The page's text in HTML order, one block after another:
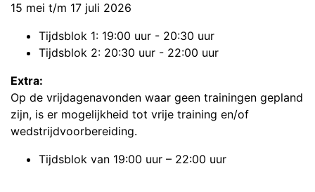
15 mei t/m 17 juli 2026
Tijdsblok 1: 19:00 uur - 20:30 uur
Tijdsblok 2: 20:30 uur - 22:00 uur
Extra:
Op de vrijdagenavonden waar geen trainingen gepland
zijn, is er mogelijkheid tot vrije training en/of
wedstrijdvoorbereiding.
Tijdsblok van 19:00 uur – 22:00 uur